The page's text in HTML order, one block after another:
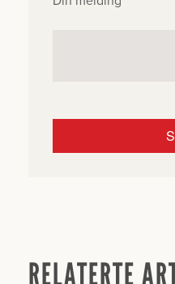
RELATERTE